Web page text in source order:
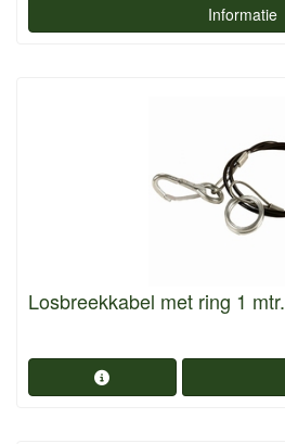
Informatie
Losbreekkabel met ring 1 mtr.